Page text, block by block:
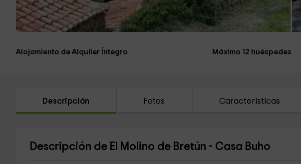
Alojamiento de Alquiler Íntegro Máximo 12 huéspedes
Descripción Fotos Características
Descripción de El Molino de Bretún - Casa Buho